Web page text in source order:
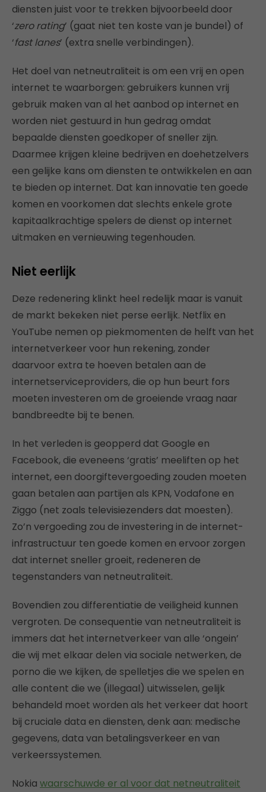
diensten juist voor te trekken bijvoorbeeld door
‘zero rating’ (gaat niet ten koste van je bundel) of
‘fast lanes’ (extra snelle verbindingen).
Het doel van netneutraliteit is om een vrij en open
internet te waarborgen: gebruikers kunnen vrij
gebruik maken van al het aanbod op internet en
worden niet gestuurd in hun gedrag omdat
bepaalde diensten goedkoper of sneller zijn.
Daarmee krijgen kleine bedrijven en doehetzelvers
een gelijke kans om diensten te ontwikkelen en aan
te bieden op internet. Dat kan innovatie ten goede
komen en voorkomen dat slechts enkele grote
kapitaalkrachtige spelers de dienst op internet
uitmaken en vernieuwing tegenhouden.
Niet eerlijk
Deze redenering klinkt heel redelijk maar is vanuit
de markt bekeken niet perse eerlijk. Netflix en
YouTube nemen op piekmomenten de helft van het
internetverkeer voor hun rekening, zonder
daarvoor extra te hoeven betalen aan de
internetserviceproviders, die op hun beurt fors
moeten investeren om de groeiende vraag naar
bandbreedte bij te benen.
In het verleden is geopperd dat Google en
Facebook, die eveneens ‘gratis’ meeliften op het
internet, een doorgiftevergoeding zouden moeten
gaan betalen aan partijen als KPN, Vodafone en
Ziggo (net zoals televisiezenders dat moesten).
Zo’n vergoeding zou de investering in de internet-
infrastructuur ten goede komen en ervoor zorgen
dat internet sneller groeit, redeneren de
tegenstanders van netneutraliteit.
Bovendien zou differentiatie de veiligheid kunnen
vergroten. De consequentie van netneutraliteit is
immers dat het internetverkeer van alle ‘ongein’
die wij met elkaar delen via sociale netwerken, de
porno die we kijken, de spelletjes die we spelen en
alle content die we (illegaal) uitwisselen, gelijk
behandeld moet worden als het verkeer dat hoort
bij cruciale data en diensten, denk aan: medische
gegevens, data van betalingsverkeer en van
verkeerssystemen.
Nokia waarschuwde er al voor dat netneutraliteit